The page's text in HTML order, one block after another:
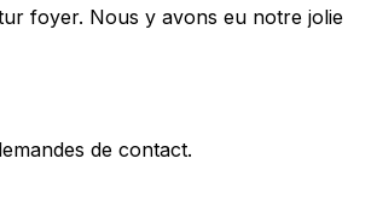
foyer. Nous y avons eu notre jolie
de contact.